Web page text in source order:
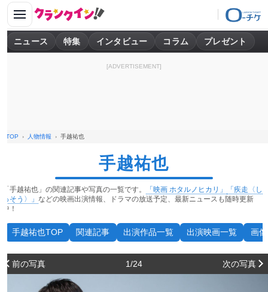
ニュース 特集 インタビュー コラム プレゼント
[ADVERTISEMENT]
TOP 人物情報 手越祐也
手越祐也
「手越祐也」の関連記事や写真の一覧です。 「映画 ホタルノヒカリ」
「疾走〈し
っそう〉」 などの映画出演情報、ドラマの放送予定、最新ニュースも随時更新
中！
手越祐也TOP 関連記事 出演作品一覧 出演映画一覧 画
前の写真 1/24 次の写真